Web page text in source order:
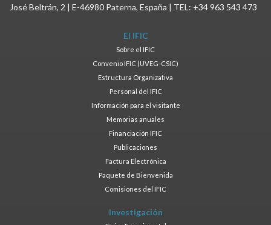
José Beltrán, 2 | E-46980 Paterna, España | TEL: +34 963 543 473
El IFIC
Sobre el IFIC
Convenio IFIC (UVEG-CSIC)
Estructura Organizativa
Personal del IFIC
Información para el visitante
Memorias anuales
Financiación IFIC
Publicaciones
Factura Electrónica
Paquete de Bienvenida
Comisiones del IFIC
Investigación